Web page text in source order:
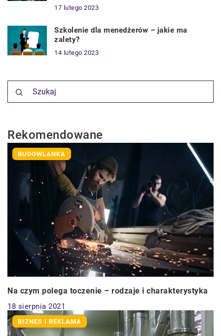
17 lutego 2023
Szkolenie dla menedżerów – jakie ma
zalety?
14 lutego 2023
Rekomendowane
BUDOWLANKA
Na czym polega toczenie – rodzaje i charakterystyka
18 sierpnia 2021
BIZNES I REKLAMA